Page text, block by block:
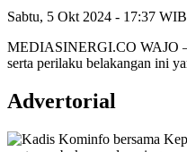
Sabtu, 5 Okt 2024 - 17:37 WIB
MEDIASINERGI.CO WAJO
serta perilaku belakangan ini
Advertorial